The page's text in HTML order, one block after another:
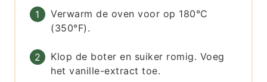
Verwarm de oven voor op 180°C
(350°F).
Klop de boter en suiker romig. Voeg
het vanille-extract toe.